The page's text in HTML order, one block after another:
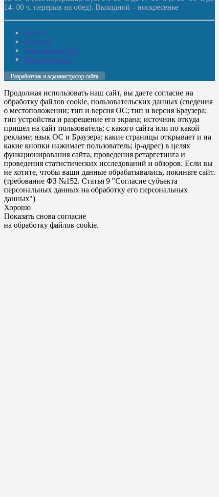
14- 00 ч. перерыв на обед). Выходной – воскресенье
Домой
Новости
Документы. Все
Мы в соцсетях
Разработчик и администратор сайта
Продолжая использовать наш сайт, вы даете согласие на
обработку файлов cookie, пользовательских данных (сведения
о местоположении; тип и версия ОС; тип и версия Браузера;
тип устройства и разрешение его экрана; источник откуда
пришел на сайт пользователь; с какого сайта или по какой
рекламе; язык ОС и Браузера; какие страницы открывает и на
какие кнопки нажимает пользователь; ip-адрес) в целях
функционирования сайта, проведения ретаргетинга и
проведения статистических исследований и обзоров. Если вы
не хотите, чтобы ваши данные обрабатывались, покиньте сайт.
(требование ФЗ №152. Статья 9 "Согласие субъекта
персональных данных на обработку его персональных
данных")
Хорошо
Показать снова согласие
на обработку файлов cookie.